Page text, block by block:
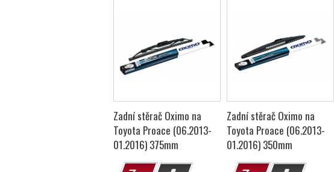
Zadní stěrač Oximo na
Toyota Proace (06.2013-
01.2016) 375mm
Zadní stěrač Oximo na
Toyota Proace (06.2013-
01.2016) 350mm